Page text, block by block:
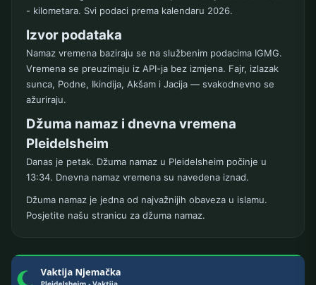
- kilometara. Svi podaci prema kalendaru 2026.
Izvor podataka
Namaz vremena baziraju se na službenim podacima IGMG.
Vremena se preuzimaju iz API-ja bez izmjena. Fajr, izlazak
sunca, Podne, Ikindija, Akšam i Jacija — svakodnevno se
ažuriraju.
Džuma namaz i dnevna vremena
Pleidelsheim
Danas je petak. Džuma namaz u Pleidelsheim počinje u
13:34. Dnevna namaz vremena su navedena iznad.
Džuma namaz je jedna od najvažnijih obaveza u islamu.
Posjetite našu stranicu za džuma namaz.